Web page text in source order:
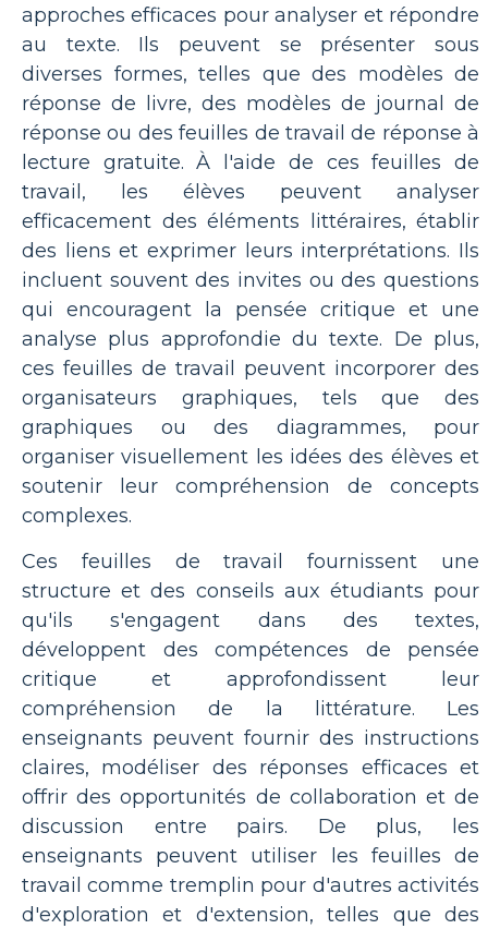
approches efficaces pour analyser et répondre
au texte. Ils peuvent se présenter sous
diverses formes, telles que des modèles de
réponse de livre, des modèles de journal de
réponse ou des feuilles de travail de réponse à
lecture gratuite. À l'aide de ces feuilles de
travail, les élèves peuvent analyser
efficacement des éléments littéraires, établir
des liens et exprimer leurs interprétations. Ils
incluent souvent des invites ou des questions
qui encouragent la pensée critique et une
analyse plus approfondie du texte. De plus,
ces feuilles de travail peuvent incorporer des
organisateurs graphiques, tels que des
graphiques ou des diagrammes, pour
organiser visuellement les idées des élèves et
soutenir leur compréhension de concepts
complexes.
Ces feuilles de travail fournissent une
structure et des conseils aux étudiants pour
qu'ils s'engagent dans des textes,
développent des compétences de pensée
critique et approfondissent leur
compréhension de la littérature. Les
enseignants peuvent fournir des instructions
claires, modéliser des réponses efficaces et
offrir des opportunités de collaboration et de
discussion entre pairs. De plus, les
enseignants peuvent utiliser les feuilles de
travail comme tremplin pour d'autres activités
d'exploration et d'extension, telles que des